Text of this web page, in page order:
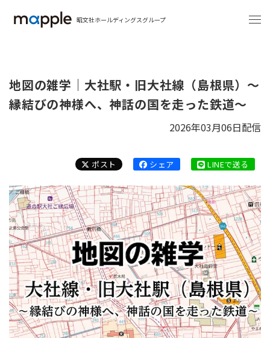
昭文社ホールディングスグループ
地図の雑学｜大社駅・旧大社線（島根県）～
縁結びの神様へ、神話の国を走った鉄道～
2026年03月06日配信
ポスト シェア LINEで送る